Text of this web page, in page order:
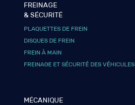
FREINAGE
& SÉCURITÉ
PLAQUETTES DE FREIN
DISQUES DE FREIN
FREIN À MAIN
FREINAGE ET SÉCURITÉ DES
MÉCANIQUE